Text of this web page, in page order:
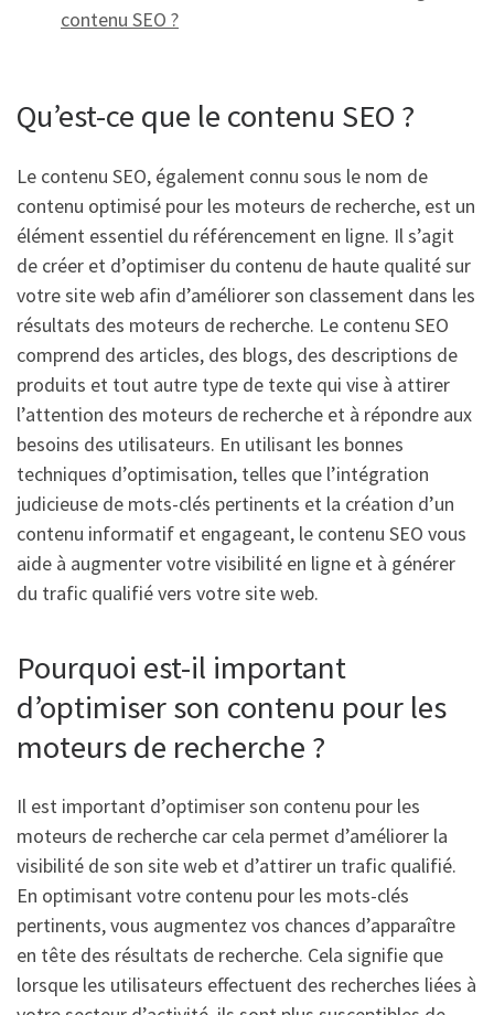
contenu SEO ?
Qu’est-ce que le contenu SEO ?
Le contenu SEO, également connu sous le nom de
contenu optimisé pour les moteurs de recherche, est un
élément essentiel du référencement en ligne. Il s’agit
de créer et d’optimiser du contenu de haute qualité sur
votre site web afin d’améliorer son classement dans les
résultats des moteurs de recherche. Le contenu SEO
comprend des articles, des blogs, des descriptions de
produits et tout autre type de texte qui vise à attirer
l’attention des moteurs de recherche et à répondre aux
besoins des utilisateurs. En utilisant les bonnes
techniques d’optimisation, telles que l’intégration
judicieuse de mots-clés pertinents et la création d’un
contenu informatif et engageant, le contenu SEO vous
aide à augmenter votre visibilité en ligne et à générer
du trafic qualifié vers votre site web.
Pourquoi est-il important
d’optimiser son contenu pour les
moteurs de recherche ?
Il est important d’optimiser son contenu pour les
moteurs de recherche car cela permet d’améliorer la
visibilité de son site web et d’attirer un trafic qualifié.
En optimisant votre contenu pour les mots-clés
pertinents, vous augmentez vos chances d’apparaître
en tête des résultats de recherche. Cela signifie que
lorsque les utilisateurs effectuent des recherches liées à